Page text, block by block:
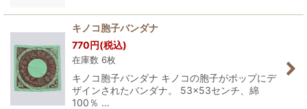
キノコ胞子バンダナ
770円(税込)
在庫数 6枚
キノコ胞子バンダナ キノコの胞子がポップにデ
ザインされたバンダナ。 53×53センチ、綿
100％ …